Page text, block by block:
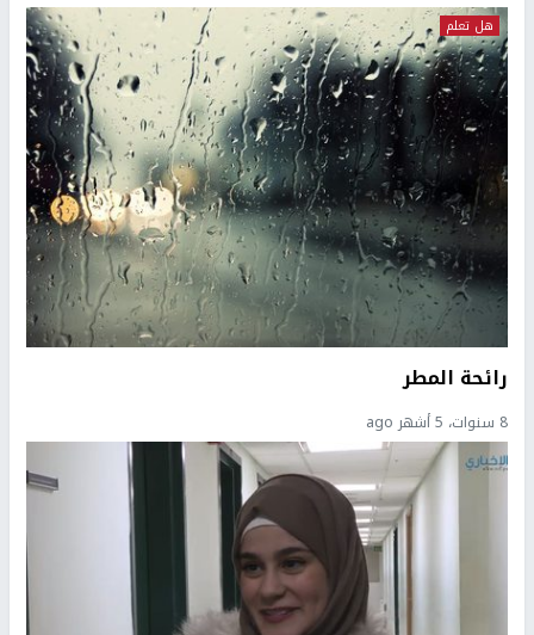
هل تعلم
رائحة المطر
8 سنوات، 5 أشهر ago